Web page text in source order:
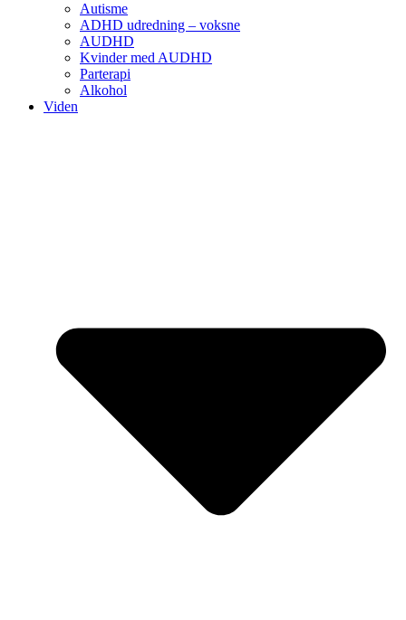
Autisme
ADHD udredning – voksne
AUDHD
Kvinder med AUDHD
Parterapi
Alkohol
Viden